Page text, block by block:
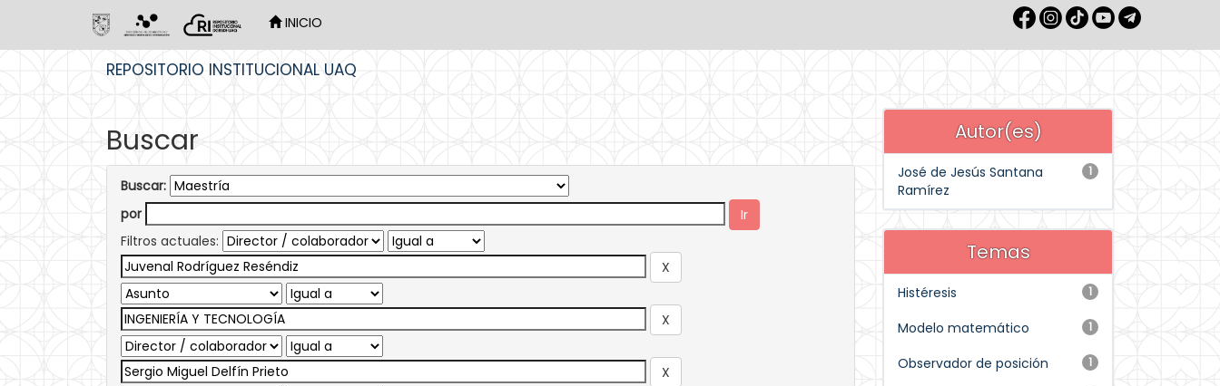
INICIO
REPOSITORIO INSTITUCIONAL UAQ
Buscar
Buscar:
por
Filtros actuales:
Autor(es)
1
José de Jesús Santana
Ramírez
Temas
1
Histéresis
1
Modelo matemático
1
Observador de posición